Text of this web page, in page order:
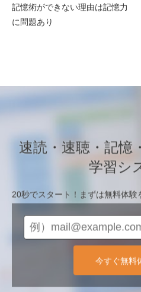
記憶術ができない理由は記憶力
に問題あり
速読・速聴・記憶
学習シ
20秒でスタート！まずは無料体験
今すぐ無料